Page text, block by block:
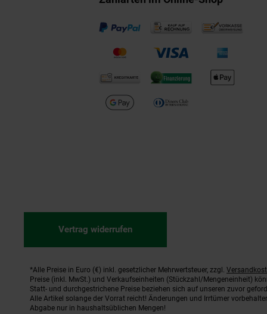
Vertrag widerrufen
Fußnoten
*Alle Preise in Euro (€) inkl. gesetzlicher Mehrwertsteuer, zzgl.
Preise (inkl. MwSt.) und Verkaufseinheiten (Stückzahl/Mengeneinheit)
Statt- und durchgestrichene Preise beziehen sich auf unseren zuvor
Alle Artikel solange der Vorrat reicht! Änderungen und Irrtümer
Abgabe nur in haushaltsüblichen Mengen!